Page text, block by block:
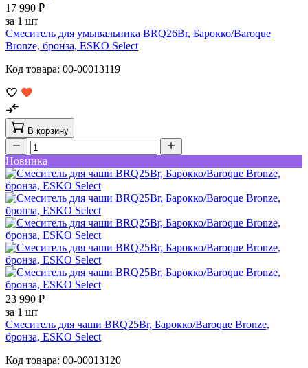
17 990 ₽
за 1 шт
Смеситель для умывальника BRQ26Br, Барокко/Baroque
Bronze, бронза, ESKO Select
Код товара: 00-00013119
В корзину
Новинка
23 990 ₽
за 1 шт
Смеситель для чаши BRQ25Br, Барокко/Baroque Bronze,
бронза, ESKO Select
Код товара: 00-00013120